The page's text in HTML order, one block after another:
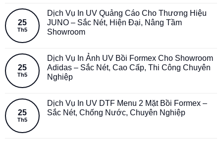
25
Th5
Dịch Vụ In UV Quảng Cáo Cho Thương Hiệu
JUNO – Sắc Nét, Hiện Đại, Nâng Tầm
Showroom
25
Th5
Dịch Vụ In Ảnh UV Bồi Formex Cho Showroom
Adidas – Sắc Nét, Cao Cấp, Thi Công Chuyên
Nghiệp
25
Th5
Dịch Vụ In UV DTF Menu 2 Mặt Bồi Formex –
Sắc Nét, Chống Nước, Chuyên Nghiệp